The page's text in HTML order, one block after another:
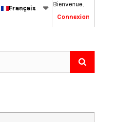
Bienvenue,
Connexion
Français